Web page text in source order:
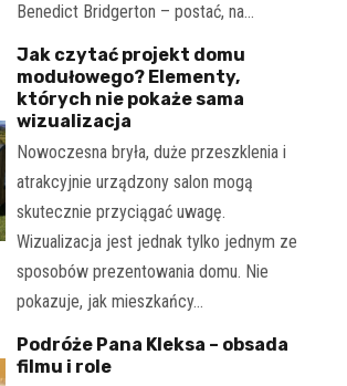
Benedict Bridgerton – postać, na…
Jak czytać projekt domu
modułowego? Elementy,
których nie pokaże sama
wizualizacja
Nowoczesna bryła, duże przeszklenia i
atrakcyjnie urządzony salon mogą
skutecznie przyciągać uwagę.
Wizualizacja jest jednak tylko jednym ze
sposobów prezentowania domu. Nie
pokazuje, jak mieszkańcy…
Podróże Pana Kleksa – obsada
filmu i role